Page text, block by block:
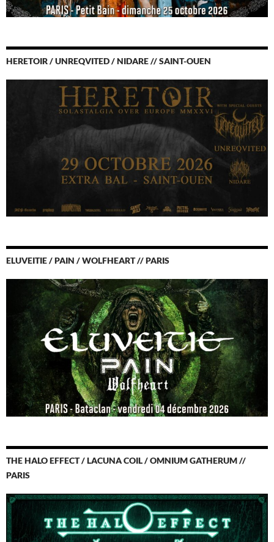
HERETOIR / UNREQVITED / NIDARE // SAINT-OUEN
ELUVEITIE / PAIN / WOLFHEART // PARIS
THE HALO EFFECT / LACUNA COIL / OMNIUM GATHERUM //
PARIS